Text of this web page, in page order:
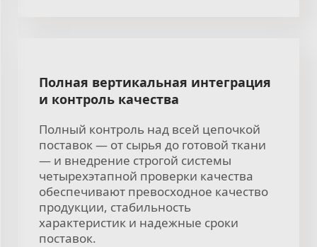
Полная вертикальная интеграция
и контроль качества
Полный контроль над всей цепочкой
поставок — от сырья до готовой ткани
— и внедрение строгой системы
четырехэтапной проверки качества
обеспечивают превосходное качество
продукции, стабильность
характеристик и надежные сроки
поставок.